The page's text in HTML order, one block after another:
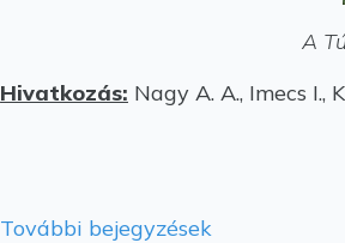
A
Hivatkozás: Nagy A. A., Imecs I.,
További bejegyzések